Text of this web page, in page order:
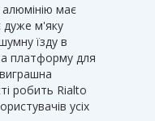
має
дуже м'яку
їзду в
платформу для
робить Rialto
усіх